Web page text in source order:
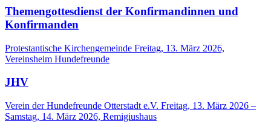
Themengottesdienst der Konfirmandinnen und
Konfirmanden
Protestantische Kirchengemeinde Freitag, 13. März 2026,
Vereinsheim Hundefreunde
JHV
Verein der Hundefreunde Otterstadt e.V. Freitag, 13. März 2026 –
Samstag, 14. März 2026, Remigiushaus